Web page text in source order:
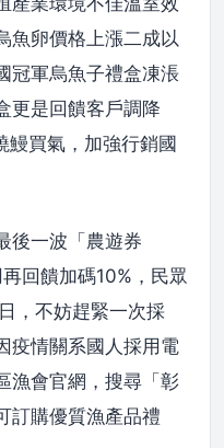
魚卵價格上漲二成以
冠軍烏魚子禮盒凍涱
更是回饋客戶調降
買氣，加強行銷國
後一波「農遊券
回饋加碼10%，民眾
，不妨趕緊一次採
疫情關系國人採用電
漁會官網，搜尋「彰
訂購優質漁產品禮